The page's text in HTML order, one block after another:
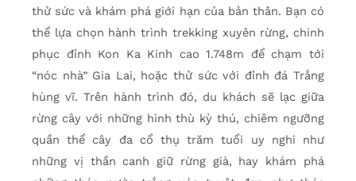
thử sức và khám phá giới hạn của bản thân. Bạn có
thể lựa chọn hành trình trekking xuyên rừng, chinh
phục đỉnh Kon Ka Kinh cao 1.748m để chạm tới
“nóc nhà” Gia Lai, hoặc thử sức với đỉnh đá Trắng
hùng vĩ. Trên hành trình đó, du khách sẽ lạc giữa
rừng cây với những hình thù kỳ thú, chiêm ngưỡng
quần thể cây đa cổ thụ trăm tuổi uy nghi như
những vị thần canh giữ rừng già, hay khám phá